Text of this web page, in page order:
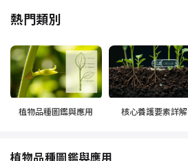
熱門類別
植物品種圖鑑與應用 核心養護要素詳解
植物品種圖鑑與應用